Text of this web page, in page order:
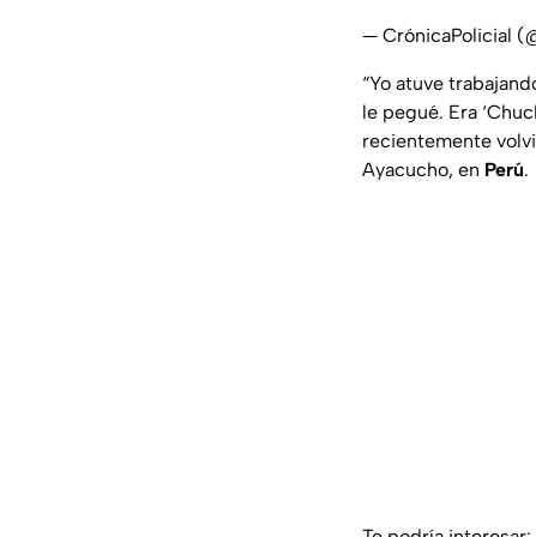
— CrónicaPolicial
“Yo atuve
le pegué. Era
recientemente
Ayacucho, en Perú.